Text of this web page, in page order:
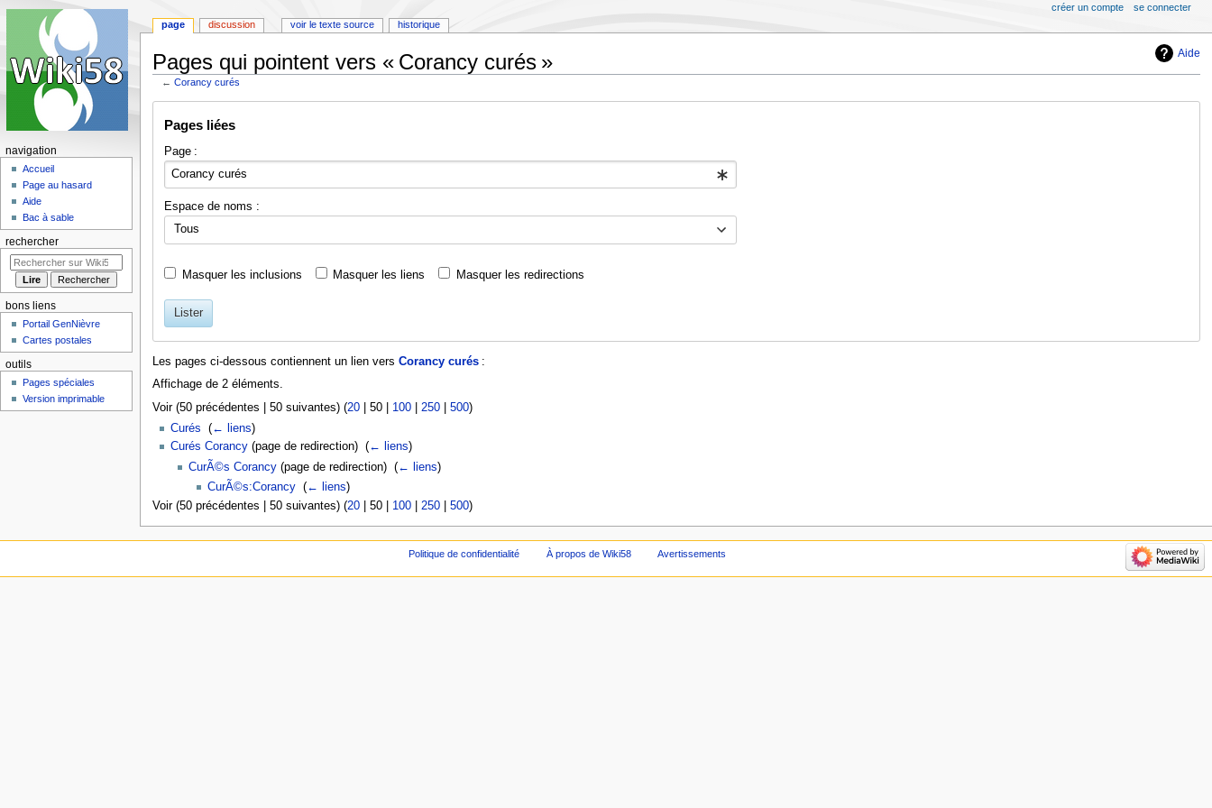
Aide
Pages qui pointent vers « Corancy curés »
←Corancy curés
navigation
recherche
Pages liées
Page :
Espace de noms :
Tous
Masquer les inclusions Masquer les liens Masquer les redirections
Lister
Les pages ci-dessous contiennent un lien vers Corancy curés:
Affichage de 2 éléments.
Voir (50 précédentes 50 suivantes) (20| 50| 100| 250| 500)
Curés
(← liens)
Curés Corancy(page de redirection) ‎ (← liens)
CurÃ©s Corancy (page de redirection) ‎(← liens)
CurÃ©s:Corancy‎ (← liens)
Voir (50 précédentes 50 suivantes) (20| 50| 100| 250| 500)
page discussion voir le texte source historique
créer un compte se connecter
navigation
Accueil
Page au hasard
Aide
Bac à sable
rechercher
bons liens
Portail GenNièvre
Cartes postales
outils
Pages spéciales
Version imprimable
Politique de confidentialité À propos de Wiki58 Avertissements